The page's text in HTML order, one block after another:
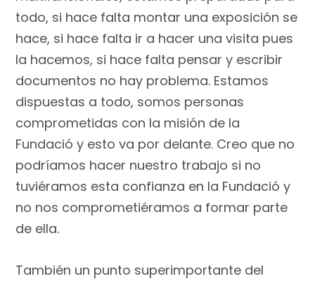
todo, si hace falta montar una exposición se
hace, si hace falta ir a hacer una visita pues
la hacemos, si hace falta pensar y escribir
documentos no hay problema. Estamos
dispuestas a todo, somos personas
comprometidas con la misión de la
Fundació y esto va por delante. Creo que no
podríamos hacer nuestro trabajo si no
tuviéramos esta confianza en la Fundació y
no nos comprometiéramos a formar parte
de ella.
También un punto superimportante del